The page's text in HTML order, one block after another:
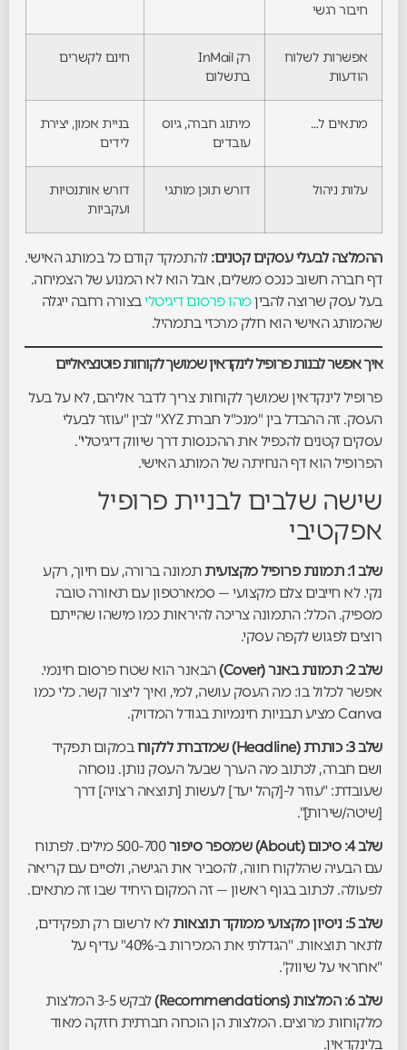
חיבור רגשי
אפשרות לשלוח
הודעות
רק InMail
בתשלום
חינם לקשרים
מתאים ל…
מיתוג חברה, גיוס
עובדים
בניית אמון, יצירת
לידים
עלות ניהול דורש תוכן מותגי
דורש אותנטיות
ועקביות
ההמלצה לבעלי עסקים קטנים: להתמקד קודם כל במותג האישי.
דף חברה חשוב כנכס משלים, אבל הוא לא המנוע של הצמיחה.
בעל עסק שרוצה להביןמהו פרסום דיגיטליבצורה רחבה ייגלה
שהמותג האישי הוא חלק מרכזי בתמהיל.
איך אפשר לבנות פרופיל לינקדאין שמושך לקוחות פוטנציאליים
פרופיל לינקדאין שמושך לקוחות צריך לדבר אליהם, לא על בעל
העסק. זה ההבדל בין "מנכ"ל חברת XYZ" לבין "עוזר לבעלי
עסקים קטנים להכפיל את ההכנסות דרך שיווק דיגיטלי".
הפרופיל הוא דף הנחיתה של המותג האישי.
שישה שלבים לבניית פרופיל
אפקטיבי
שלב 1: תמונת פרופיל מקצועית
תמונה ברורה, עם חיוך, רקע
נקי. לא חייבים צלם מקצועי — סמארטפון עם תאורה טובה
מספיק. הכלל: התמונה צריכה להיראות כמו מישהו שהייתם
רוצים לפגוש לקפה עסקי.
שלב 2: תמונת באנר (Cover)
הבאנר הוא שטח פרסום חינמי.
אפשר לכלול בו: מה העסק עושה, למי, ואיך ליצור קשר. כלי כמו
Canva מציע תבניות חינמיות בגודל המדויק.
שלב 3: כותרת (Headline) שמדברת ללקוח
במקום תפקיד
ושם חברה, לכתוב מה הערך שבעל העסק נותן. נוסחה
שעובדת: "עוזר ל-[קהל יעד] לעשות [תוצאה רצויה] דרך
[שיטה/שירות]".
שלב 4: סיכום (About) שמספר סיפור
500-700 מילים. לפתוח
עם הבעיה שהלקוח חווה, להסביר את הגישה, ולסיים עם קריאה
לפעולה. לכתוב בגוף ראשון — זה המקום היחיד שבו זה מתאים.
שלב 5: ניסיון מקצועי ממוקד תוצאות
לא לרשום רק תפקידים,
לתאר תוצאות. "הגדלתי את המכירות ב-40%" עדיף על
"אחראי על שיווק".
שלב 6: המלצות (Recommendations)
לבקש 3-5 המלצות
מלקוחות מרוצים. המלצות הן הוכחה חברתית חזקה מאוד
בלינקדאין.